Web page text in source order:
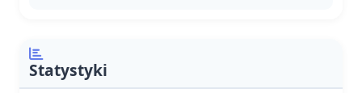
Statystyki